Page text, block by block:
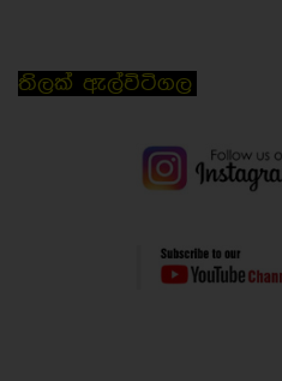
තිලක් ඇල්විටිගල